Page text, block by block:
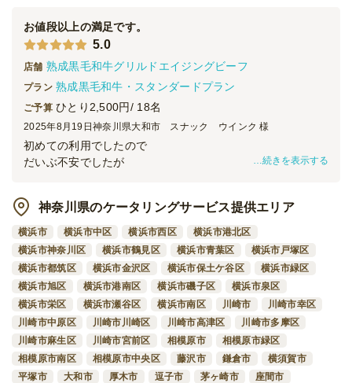
初めてのケータリングでどのような感じか不安もありました
が、結果すごく良かったです。
また利用させていただきたいと思います。
お値段以上の満足です。
5.0
店舗 熟成黒毛和牛グリルドエイジングビーフ
プラン 熟成黒毛和牛・スタンダードプラン
ご予算 ひとり2,500円/ 18名
2025年8月19日神奈川県大和市 スナック ウインク 様
初めての利用でしたので
だいぶ不安でしたが
バーの方から素晴らしい。
見た目も味も量も一つ一つの品の大きさも
お値段以上の価値があると大満足…というか期待以上でし
た。保冷剤も沢山入っていて品質管理の良さも感じました。
大事なパーティで緊張と不安でしたが、お店の方々の温かい
続きを表示する
神奈川県のケータリングサービス提供エリア
横浜市 横浜市中区 横浜市西区
横浜市港北区
横浜市神奈川区
横浜市鶴見区 横浜市青葉区
横浜市戸塚区
横浜市都筑区
横浜市金沢区 横浜市保土ケ谷区
横浜市緑区
横浜市旭区
横浜市港南区 横浜市磯子区
横浜市泉区
横浜市栄区
横浜市瀬谷区 横浜市南区 川崎市
川崎市幸区
川崎市中原区
川崎市川崎区 川崎市高津区
川崎市多摩区
川崎市麻生区
川崎市宮前区 相模原市
相模原市緑区
相模原市南区
相模原市中央区 藤沢市 鎌倉市
横須賀市
平塚市
大和市 厚木市 逗子市 茅ヶ崎市
座間市